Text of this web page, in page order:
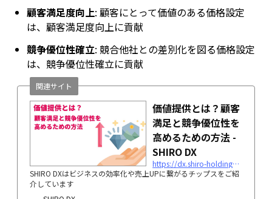
顧客満足度向上: 顧客にとって価値のある価格設定
は、顧客満足度向上に貢献
競争優位性確立: 競合他社との差別化を図る価格設定
は、競争優位性確立に貢献
価値提供とは？顧客
満足と競争優位性を
高めるための方法 -
SHIRO DX
https://dx.shiro-holdings.co.jp/p590/
SHIRO DXはビジネスの効率化や売上UPに繋がるチップスをご紹
介しています
関連サイト